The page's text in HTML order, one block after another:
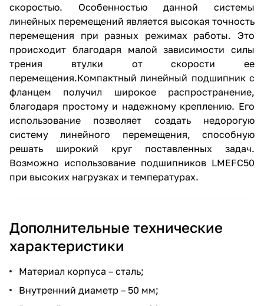
скоростью. Особенностью данной системы
линейных перемещений является высокая точность
перемещения при разных режимах работы. Это
происходит благодаря малой зависимости силы
трения втулки от скорости ее
перемещения.Компактный линейный подшипник с
фланцем получил широкое распространение,
благодаря простому и надежному креплению. Его
использование позволяет создать недорогую
систему линейного перемещения, способную
решать широкий круг поставленных задач.
Возможно использование подшипников LMEFC50
при высоких нагрузках и температурах.
Дополнительные технические
характеристики
Материал корпуса – сталь;
Внутренний диаметр – 50 мм;